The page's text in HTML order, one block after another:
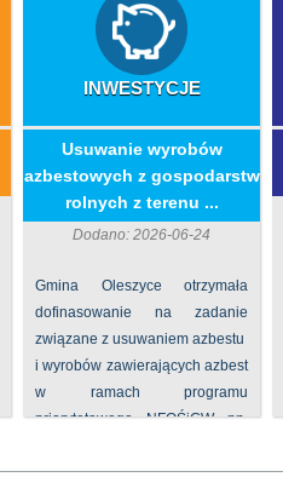
INWESTYCJE
​Usuwanie wyrobów
azbestowych z gospodarstw
rolnych z terenu ...
Dodano: 2026-06-24
Gmina Oleszyce otrzymała
dofinasowanie na zadanie
związane z usuwaniem azbestu
i wyrobów zawierających azbest
w ramach programu
priorytetowego NFOŚiGW pn.